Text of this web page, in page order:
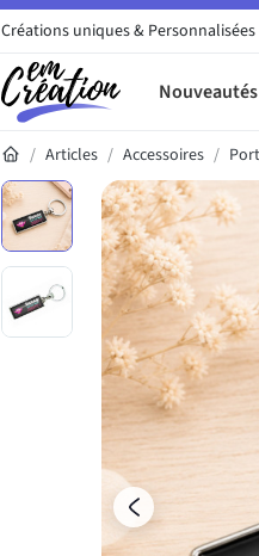
Créations uniques & Personnalisées
Nouveautés
Articles Accessoires
Galerie du produit
Précédent